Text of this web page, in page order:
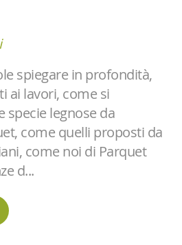
spiegare in profondità,
ai lavori, come si
specie legnose da
come quelli proposti da
come noi di Parquet
d...